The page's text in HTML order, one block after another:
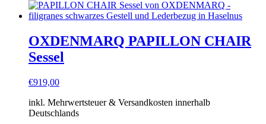
OXDENMARQ PAPILLON CHAIR
Sessel
€919,00
inkl. Mehrwertsteuer & Versandkosten innerhalb
Deutschlands